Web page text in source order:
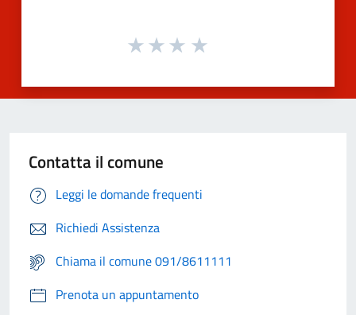
Contatta il comune
Leggi le domande frequenti
Richiedi Assistenza
Chiama il comune 091/8611111
Prenota un appuntamento